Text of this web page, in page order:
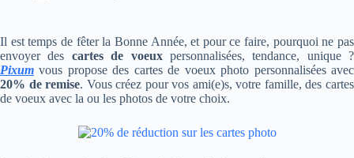
Il est temps de fêter la Bonne Année, et pour ce faire, pourquoi ne pas
envoyer des cartes de voeuxpersonnalisées, tendance, unique ?
Pixum vous propose des cartes de voeux photo personnalisées avec
20% de remise. Vous créez pour vos ami(e)s, votre famille, des cartes
de voeux avec la ou les photos de votre choix.